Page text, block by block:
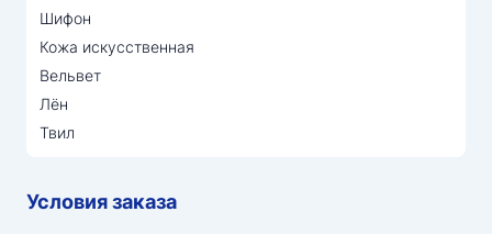
Шифон
Кожа искусственная
Вельвет
Лён
Твил
Условия заказа